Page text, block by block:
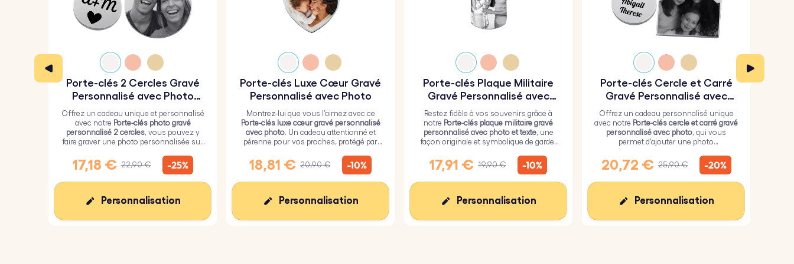
Dimensions de l'anneau :25 mm x 25 mm
Couleur : argent, or, or rose.
Porte-clés 2 Cercles Gravé
Personnalisé avec Photo
Gravée
Offrez un cadeau unique et personnalisé
avec notre Porte-clés photo gravé
personnalisé 2 cercles, vous pouvez y
faire graver une photo personnalisée sur
petit.
17,18 € 22,90 € -25%
Personnalisation
Porte-clés Luxe Cœur Gravé
Personnalisé avec Photo
Montrez-lui que vous l’aimez avec ce
Porte-clés luxe cœur gravé personnalisé
avec photo. Un cadeau attentionné et
pérenne pour vos proches, protégé par
18,81 € 20,90 € -10%
Personnalisation
Porte-clés Plaque Militaire
Gravé Personnalisé avec
Photo et Texte
Restez fidèle à vos souvenirs grâce à
notre Porte-clés plaque militaire gravé
personnalisé avec photo et texte, une
façon originale et symbolique de garder
17,91 € 19,90 € -10%
Personnalisation
Porte-clés Cercle et Carré
Gravé Personnalisé avec
Offrez un cadeau personnalisé unique
avec notre Porte-clés cercle et carré gravé
personnalisé avec photo, qui vous
permet d'ajouter une photo
votre choix sur le cercle.
20,72 € 25,90 € -20%
Personnalisation